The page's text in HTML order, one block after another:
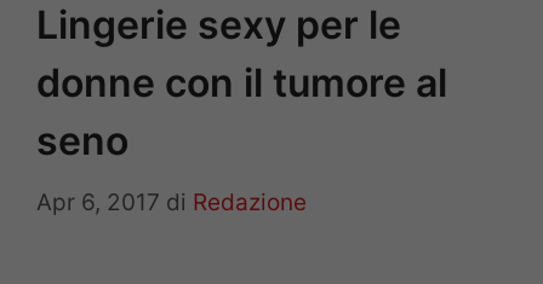
Lingerie sexy per le
donne con il tumore al
seno
Apr 6, 2017 di Redazione